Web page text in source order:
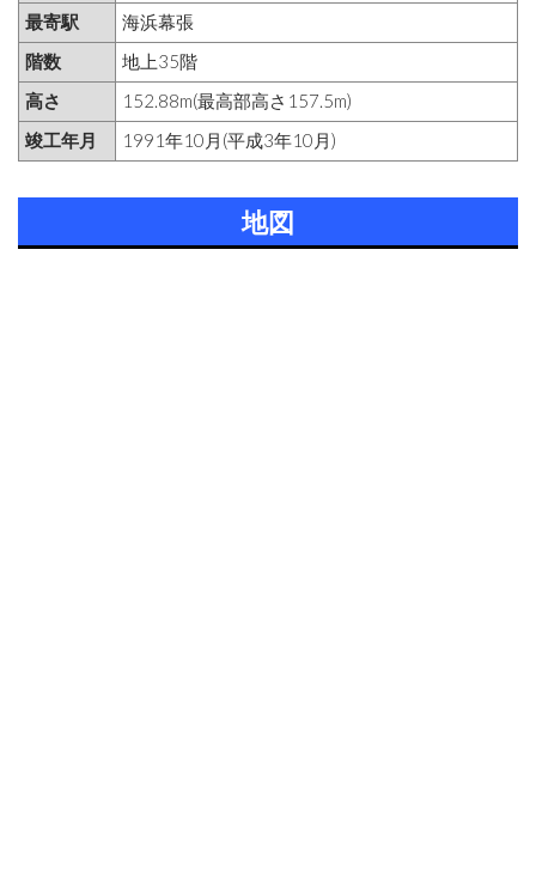
最寄駅
海浜幕張
階数
地上35階
高さ
152.88m(最高部高さ157.5m)
竣工年月
1991年10月(平成3年10月)
地図